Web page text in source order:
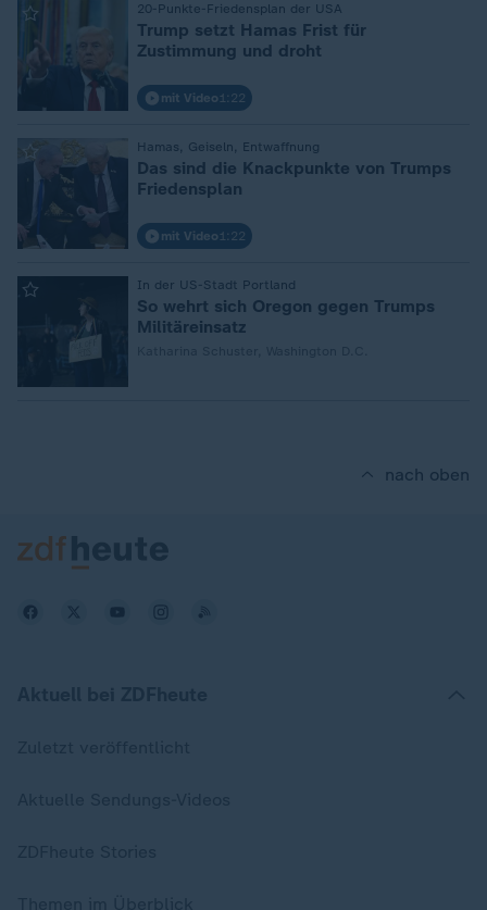
20-Punkte-Friedensplan der USA
Trump setzt Hamas Frist für
Zustimmung und droht
mit Video 1:22
Hamas, Geiseln, Entwaffnung
Das sind die Knackpunkte von Trumps
Friedensplan
mit Video 1:22
In der US-Stadt Portland
So wehrt sich Oregon gegen Trumps
Militäreinsatz
nach oben